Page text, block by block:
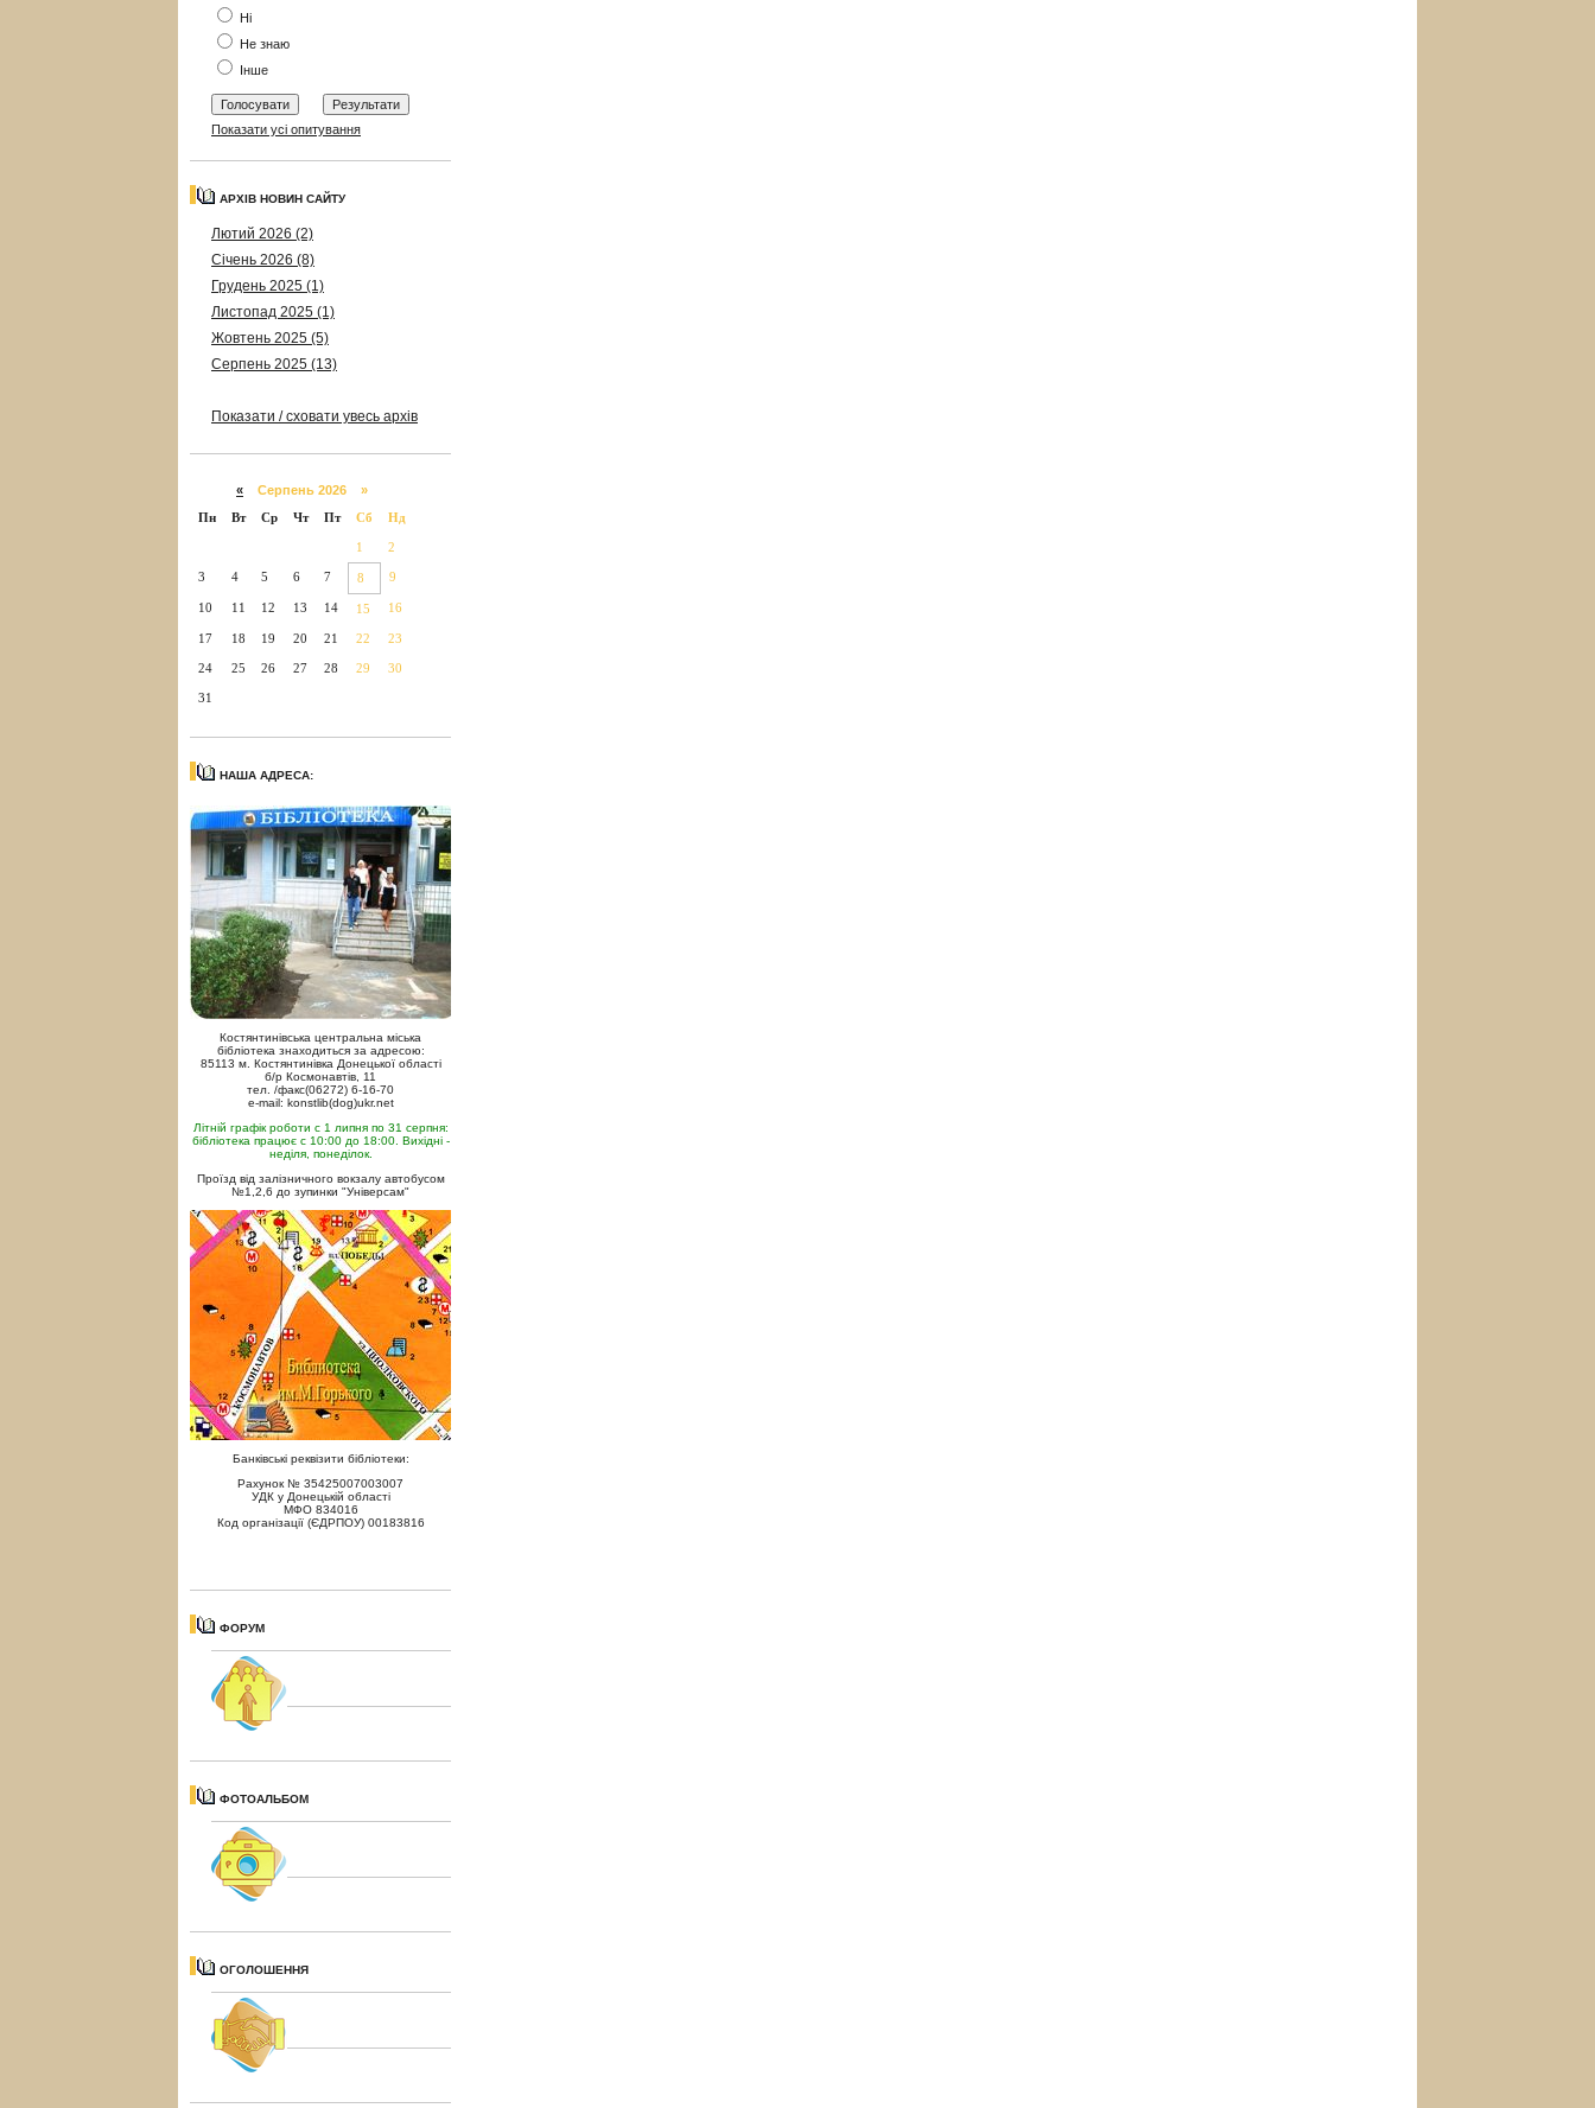
Ні
Не знаю
Інше
Показати усі опитування
АРХІВ НОВИН САЙТУ
Лютий 2026 (2)
Січень 2026 (8)
Грудень 2025 (1)
Листопад 2025 (1)
Жовтень 2025 (5)
Серпень 2025 (13)
Показати / сховати увесь архів
« Серпень 2026 »
Пн
Вт Ср Чт Пт Сб Нд
1 2
3 4 5 6 7 8 9
10 11 12 13 14 15 16
17 18 19 20 21 22 23
24 25 26 27 28 29 30
31
НАША АДРЕСА:
Костянтинівська центральна міська
бібліотека знаходиться за адресою:
85113 м. Костянтинівка Донецької області
б/р Космонавтів, 11
тел. /факс(06272) 6-16-70
e-mail: konstlib(dog)ukr.net
Літній графік роботи с 1 липня по 31 серпня:
бібліотека працює с 10:00 до 18:00. Вихідні -
неділя, понеділок.
Проїзд від залізничного вокзалу автобусом
№1,2,6 до зупинки "Універсам"
Банківські реквізити бібліотеки:
Рахунок № 35425007003007
УДК у Донецькій області
МФО 834016
Код організації (ЄДРПОУ) 00183816
ФОРУМ
ФОТОАЛЬБОМ
ОГОЛОШЕННЯ